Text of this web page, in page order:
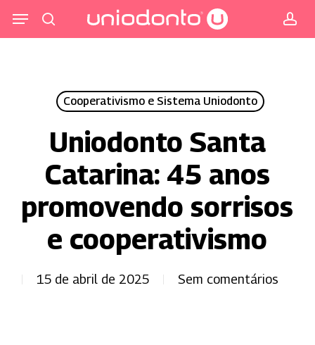
para
Menu
Cooperativismo e Sistema Uniodonto
Uniodonto Santa
Catarina: 45 anos
promovendo sorrisos
e cooperativismo
15 de abril de 2025 Sem comentários